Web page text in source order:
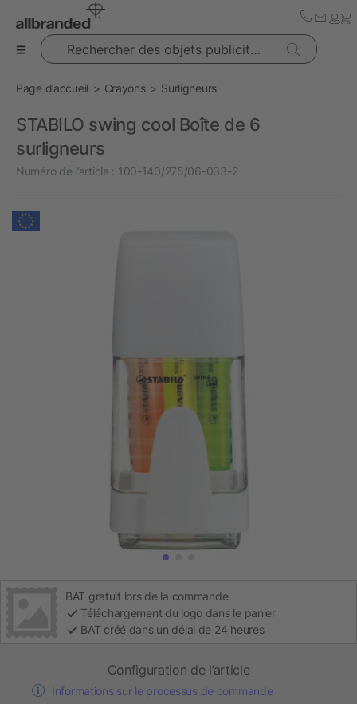
Rechercher des objets publicitaires
Page d’accueil Crayons Surligneurs
STABILO swing cool Boîte de 6
surligneurs
Numéro de l’article : 100-140/275/06-033-2
BAT gratuit lors de la commande
Téléchargement du logo dans le panier
BAT créé dans un délai de 24 heures
Configuration de l’article
Informations sur le processus de commande